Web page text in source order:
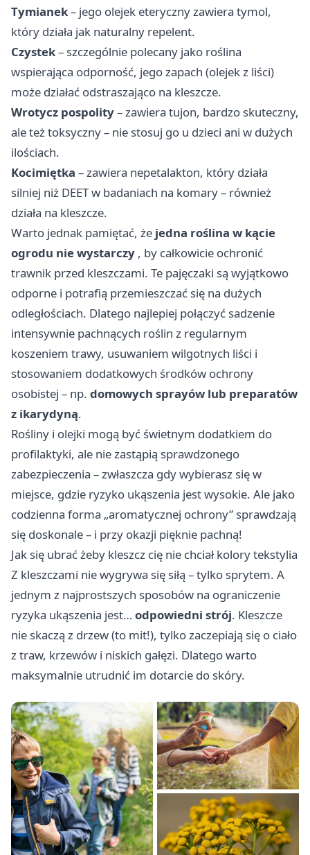
Tymianek– jego olejek eteryczny zawiera tymol,
który działa jak naturalny repelent.
Czystek– szczególnie polecany jako roślina
wspierająca odporność, jego zapach (olejek z liści)
może działać odstraszająco na kleszcze.
Wrotycz pospolity– zawiera tujon, bardzo skuteczny,
ale też toksyczny – nie stosuj go u dzieci ani w dużych
ilościach.
Kocimiętka – zawiera nepetalakton, który działa
silniej niż DEET w badaniach na komary – również
działa na kleszcze.
Warto jednak pamiętać, że jedna roślina w kącie
ogrodu nie wystarczy , by całkowicie ochronić
trawnik przed kleszczami. Te pajęczaki są wyjątkowo
odporne i potrafią przemieszczać się na dużych
odległościach. Dlatego najlepiej połączyć sadzenie
intensywnie pachnących roślin z regularnym
koszeniem trawy, usuwaniem wilgotnych liści i
stosowaniem dodatkowych środków ochrony
osobistej – np. domowych sprayów lub preparatów
z ikarydyną.
Rośliny i olejki mogą być świetnym dodatkiem do
profilaktyki, ale nie zastąpią sprawdzonego
zabezpieczenia – zwłaszcza gdy wybierasz się w
miejsce, gdzie ryzyko ukąszenia jest wysokie. Ale jako
codzienna forma „aromatycznej ochrony” sprawdzają
się doskonale – i przy okazji pięknie pachną!
Jak się ubrać żeby kleszcz cię nie chciał kolory tekstylia
Z kleszczami nie wygrywa się siłą – tylko sprytem. A
jednym z najprostszych sposobów na ograniczenie
ryzyka ukąszenia jest… odpowiedni strój. Kleszcze
nie skaczą z drzew (to mit!), tylko zaczepiają się o ciało
z traw, krzewów i niskich gałęzi. Dlatego warto
maksymalnie utrudnić im dotarcie do skóry.